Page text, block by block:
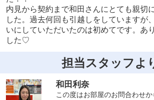
内見から契約まで和田さんにとても親切
した。過去何回も引越しをしていますが
いにしていただいたのは初めてです。あ
した♡
担当スタッフよ
和田利奈
この度はお部屋のお問合わせ